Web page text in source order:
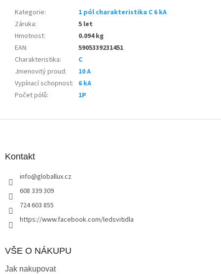
Kategorie:
1 pól charakteristika C 6 kA
Záruka:
5 let
Hmotnost:
0.094 kg
EAN:
5905339231451
Charakteristika:
C
Jmenovitý proud:
10 A
Vypínací schopnost: 6 kA
Počet pólů: 1P
Kontakt
info@globallux.cz
608 339 309
724 603 855
https://www.facebook.com/ledsvitidla
VŠE O NÁKUPU
Jak nakupovat